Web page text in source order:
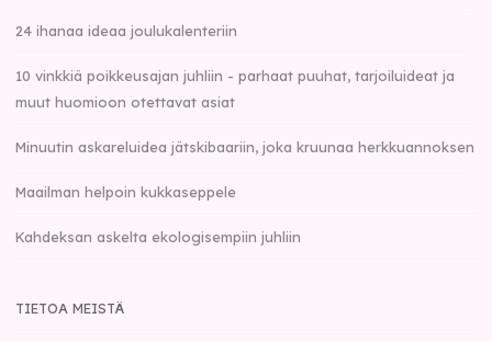
24 ihanaa ideaa joulukalenteriin
10 vinkkiä poikkeusajan juhliin - parhaat puuhat, tarjoiluideat ja
muut huomioon otettavat asiat
Minuutin askareluidea jätskibaariin, joka kruunaa herkkuannoksen
Maailman helpoin kukkaseppele
Kahdeksan askelta ekologisempiin juhliin
TIETOA MEISTÄ